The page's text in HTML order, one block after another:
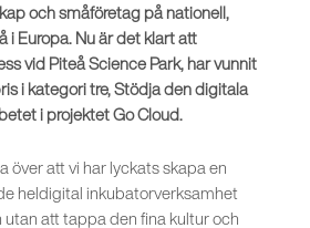
och småföretag på nationell,
i Europa. Nu är det klart att
vid Piteå Science Park, har vunnit
i kategori tre, Stödja den digitala
i projektet Go Cloud.
över att vi har lyckats skapa en
heldigital inkubatorverksamhet
att tappa den fina kultur och